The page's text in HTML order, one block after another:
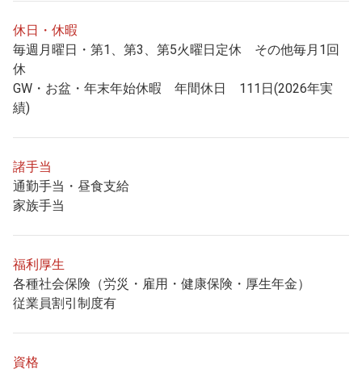
休日・休暇
毎週月曜日・第1、第3、第5火曜日定休 その他毎月1回
休
GW・お盆・年末年始休暇 年間休日 111日(2026年実
績)
諸手当
通勤手当・昼食支給
家族手当
福利厚生
各種社会保険（労災・雇用・健康保険・厚生年金）
従業員割引制度有
資格